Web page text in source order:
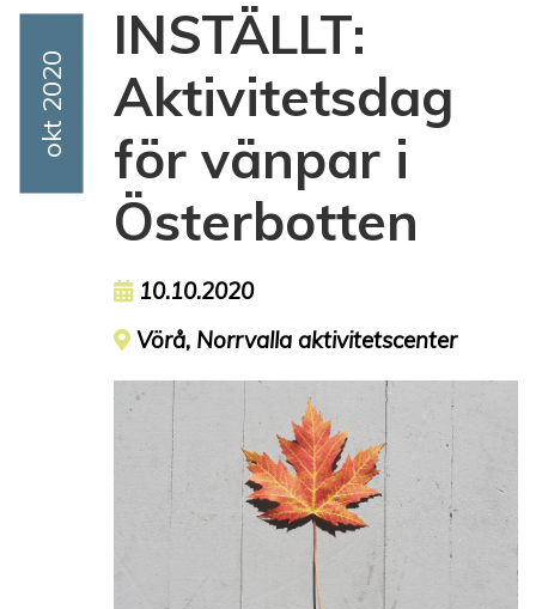
Event Date
Okt 2020
INSTÄLLT:
Aktivitetsdag
för vänpar i
Österbotten
Event date
10.10.2020
Event location
Vörå, Norrvalla aktivitetscenter